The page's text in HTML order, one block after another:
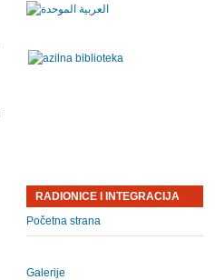
RADIONICE I INTEGRACIJA
Početna strana
Galerije